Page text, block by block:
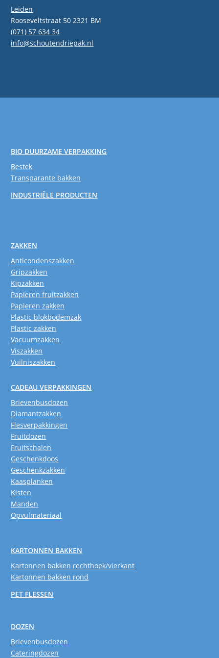
Leiden
Rooseveltstraat 50 2321 BM
(071) 57 634 34
info@schoutendriepak.nl
BIO DUURZAME VERPAKKING
Bestek
Transparante bakken
INDUSTRIËLE PRODUCTEN
ZAKKEN
Anticondenszakken
Gripzakken
Kipzakken
Papieren fruitzakken
Papieren zakken
Plastic blokbodemzak
Plastic zakken
Vacuumzakken
Viszakken
Vuilniszakken
CADEAU VERPAKKINGEN
Brievenbusdozen
Diamantzakken
Flesverpakkingen
Fruitdozen
Fruitschalen
Geschenkdoos
Geschenkzakken
Kaasplanken
Kisten
Manden
Opvulmateriaal
KARTONNEN BAKKEN
Kartonnen bakken rechthoek/vierkant
Kartonnen bakken rond
PET FLESSEN
DOZEN
Brievenbusdozen
Cateringdozen